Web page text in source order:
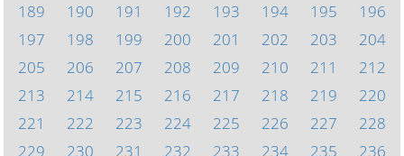
189
190 191 192 193 194 195
196
197
198 199 200 201 202 203
204
205
206 207 208 209 210 211
212
213
214 215 216 217 218 219
220
221
222 223 224 225 226 227
228
229
230 231 232 233 234 235
236